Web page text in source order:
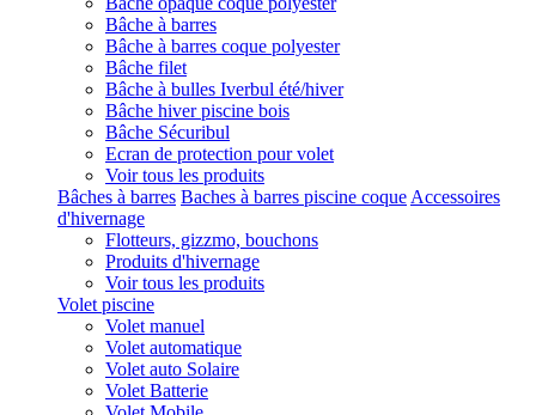
Bâche à barres
Bâche à barres coque polyester
Bâche filet
Bâche à bulles Iverbul été/hiver
Bâche hiver piscine bois
Bâche Sécuribul
Ecran de protection pour volet
Voir tous les produits
Bâches à barres Baches à barres piscine coque Accessoires
d'hivernage
Flotteurs, gizzmo, bouchons
Produits d'hivernage
Voir tous les produits
Volet piscine
Volet manuel
Volet automatique
Volet auto Solaire
Volet Batterie